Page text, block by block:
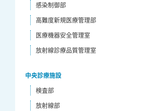
感染制御部
高難度新規医療管理部
医療機器安全管理室
放射線診療品質管理室
中央診療施設
検査部
放射線部